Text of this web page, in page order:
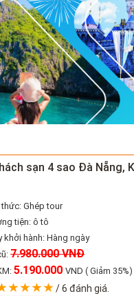
sạn 4 sao Đà Nẵng,
thức: Ghép tour
tiện: ô tô
khởi hành: Hàng ngày
7.980.000 VNĐ
5.190.000VND ( Giảm 35%)
/6 đánh giá.